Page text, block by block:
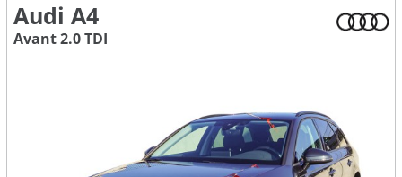
Audi A4
Avant 2.0 TDI